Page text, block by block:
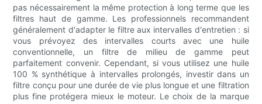
pas nécessairement la même protection à long terme que les
filtres haut de gamme. Les professionnels recommandent
généralement d'adapter le filtre aux intervalles d'entretien : si
vous prévoyez des intervalles courts avec une huile
conventionnelle, un filtre de milieu de gamme peut
parfaitement convenir. Cependant, si vous utilisez une huile
100 % synthétique à intervalles prolongés, investir dans un
filtre conçu pour une durée de vie plus longue et une filtration
plus fine protégera mieux le moteur. Le choix de la marque